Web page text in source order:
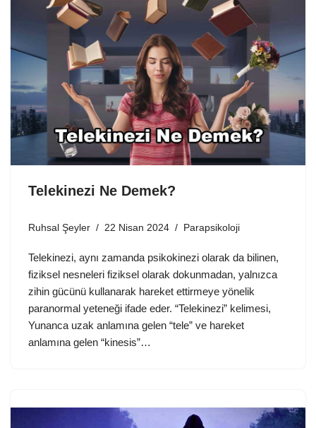
Telekinezi Ne Demek?
Ruhsal Şeyler 22 Nisan 2024 Parapsikoloji
Telekinezi, aynı zamanda psikokinezi olarak da bilinen,
fiziksel nesneleri fiziksel olarak dokunmadan, yalnızca
zihin gücünü kullanarak hareket ettirmeye yönelik
paranormal yeteneği ifade eder. “Telekinezi” kelimesi,
Yunanca uzak anlamına gelen “tele” ve hareket
anlamına gelen “kinesis”…